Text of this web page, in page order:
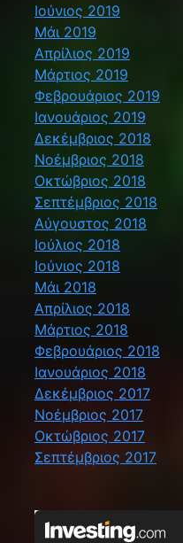
Ιούνιος 2019
Μάι 2019
Απρίλιος 2019
Μάρτιος 2019
Φεβρουάριος 2019
Ιανουάριος 2019
Δεκέμβριος 2018
Νοέμβριος 2018
Οκτώβριος 2018
Σεπτέμβριος 2018
Αύγουστος 2018
Ιούλιος 2018
Ιούνιος 2018
Μάι 2018
Απρίλιος 2018
Μάρτιος 2018
Φεβρουάριος 2018
Ιανουάριος 2018
Δεκέμβριος 2017
Νοέμβριος 2017
Οκτώβριος 2017
Σεπτέμβριος 2017